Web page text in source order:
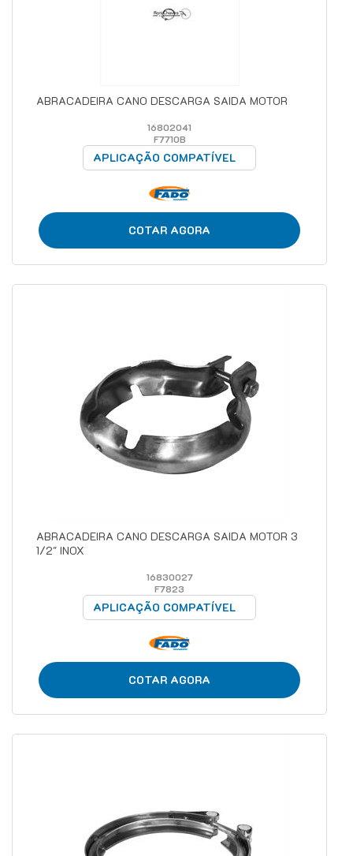
ABRACADEIRA CANO DESCARGA SAIDA MOTOR
16802041
F7710B
APLICAÇÃO COMPATÍVEL
COTAR AGORA
ABRACADEIRA CANO DESCARGA SAIDA MOTOR 3
1/2" INOX
16830027
F7823
APLICAÇÃO COMPATÍVEL
COTAR AGORA